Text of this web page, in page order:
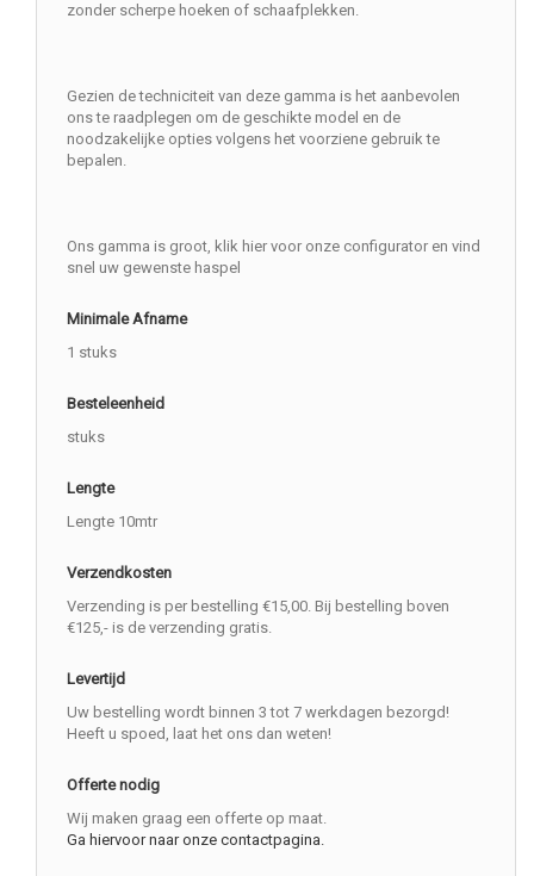
zonder scherpe hoeken of schaafplekken.
Gezien de techniciteit van deze gamma is het aanbevolen
ons te raadplegen om de geschikte model en de
noodzakelijke opties volgens het voorziene gebruik te
bepalen.
Ons gamma is groot, klik hier voor onze configurator en vind
snel uw gewenste haspel
Minimale Afname
1 stuks
Besteleenheid
stuks
Lengte
Lengte 10mtr
Verzendkosten
Verzending is per bestelling €15,00. Bij bestelling boven
€125,- is de verzending gratis.
Levertijd
Uw bestelling wordt binnen 3 tot 7 werkdagen bezorgd!
Heeft u spoed, laat het ons dan weten!
Offerte nodig
Wij maken graag een offerte op maat.
Ga hiervoor naar onze contactpagina.